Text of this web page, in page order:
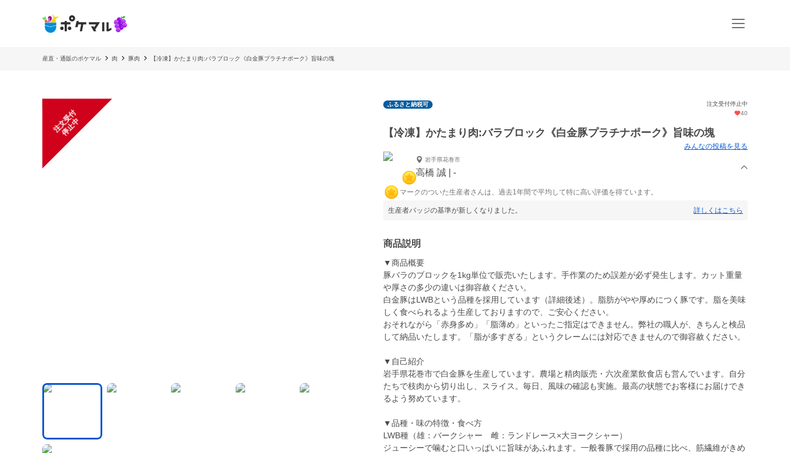
産直・通販のポケマル 肉 豚肉 【冷凍】かたまり肉:バラブロック《白金豚プラチナポーク》旨味の塊
注
文
受
付
停
止
中
ふるさと納税可
注文受付停止中
40
【冷凍】かたまり肉:バラブロック《白金豚プラチナポーク》旨味の塊
みんなの投稿を見る
岩手県花巻市
高橋 誠 | -
マークのついた生産者さんは、過去1年間で平均して特に高い評価を得ています。
生産者バッジの基準が新しくなりました。 詳しくはこちら
商品説明
▼商品概要
豚バラのブロックを1kg単位で販売いたします。手作業のため誤差が必ず発生します。カット重量
や厚さの多少の違いは御容赦ください。
白金豚はLWBという品種を採用しています（詳細後述）。脂肪がやや厚めにつく豚です。脂を美味
しく食べられるよう生産しておりますので、ご安心ください。
おそれながら「赤身多め」「脂薄め」といったご指定はできません。弊社の職人が、きちんと検品
して納品いたします。「脂が多すぎる」というクレームには対応できませんので御容赦ください。
▼自己紹介
岩手県花巻市で白金豚を生産しています。農場と精肉販売・六次産業飲食店も営んでいます。自分
たちで枝肉から切り出し、スライス。毎日、風味の確認も実施。最高の状態でお客様にお届けでき
るよう努めています。
▼品種・味の特徴・食べ方
LWB種（雄：バークシャー 雌：ランドレース×大ヨークシャー）
ジューシーで噛むと口いっぱいに旨味があふれます。一般養豚で採用の品種に比べ、筋繊維がきめ